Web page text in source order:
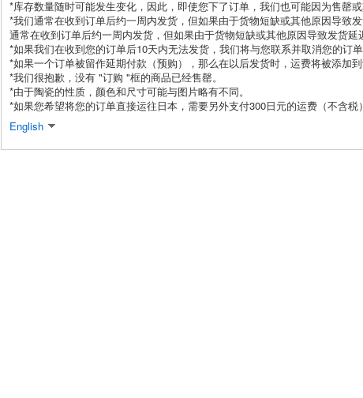
*库存数量随时可能发生变化，因此，即使您下了订单，我们也可能因为售罄或
*我们通常在收到订单后约一周内发货，但如果由于货物短缺或其他原因导致
通常在收到订单后约一周内发货，但如果由于货物短缺或其他原因导致发货延
*如果我们在收到您的订单后10天内无法发货，我们将与您联系并取消您的订单
*如果一个订单被留作延期付款（预购），那么在以后发货时，运费将被添加到
*我们很抱歉，没有 "订购 "框的商品已经售罄。
*由于陶瓷的性质，颜色和尺寸可能与图片略有不同。
*如果您希望将您的订单直接运往日本，需要另外支付300日元的运费（不含税
English